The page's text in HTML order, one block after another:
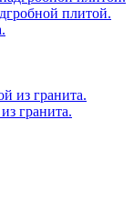
плитой.
гранита.